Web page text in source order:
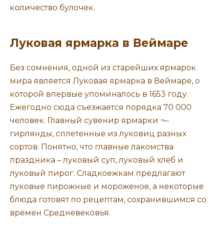
количество булочек.
Луковая ярмарка в Веймаре
Без сомнения, одной из старейших ярмарок
мира является Луковая ярмарка в Веймаре, о
которой впервые упоминалось в 1653 году.
Ежегодно сюда съезжается порядка 70 000
человек. Главный сувенир ярмарки ¬–
гирлянды, сплетенные из луковиц разных
сортов. Понятно, что главные лакомства
праздника – луковый суп, луковый хлеб и
луковый пирог. Сладкоежкам предлагают
луковые пирожные и мороженое, а некоторые
блюда готовят по рецептам, сохранившимся со
времен Средневековья.